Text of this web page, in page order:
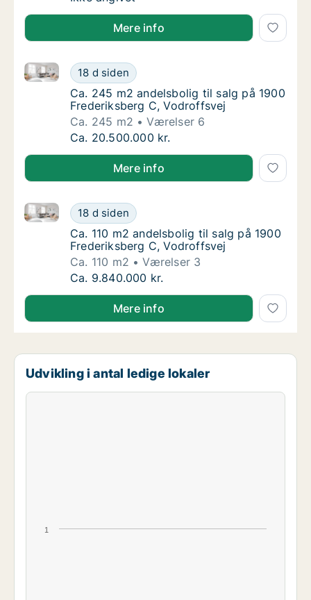
Mere info
Ca. 245 m2 andelsbolig til salg på 1900
18 d siden
Ca. 245 m2 andelsbolig til salg på 1900
Ca. 245 m2 andelsbolig til salg på 1900
Ca. 245 m2 andelsbolig til salg på 1900
Frederiksberg C, Vodroffsvej
Ca. 245 m2
Værelser 6
Ca. 245 m2 andelsbolig til salg på 1900
Ca. 20.500.000 kr.
Mere info
Ca. 110 m2 andelsbolig til salg på 1900
18 d siden
Ca. 110 m2 andelsbolig til salg på 1900
Ca. 110 m2 andelsbolig til salg på 1900
Ca. 110 m2 andelsbolig til salg på 1900
Frederiksberg C, Vodroffsvej
Ca. 110 m2
Værelser 3
Ca. 110 m2 andelsbolig til salg på 1900
Ca. 9.840.000 kr.
Mere info
Udvikling i antal ledige lokaler
1